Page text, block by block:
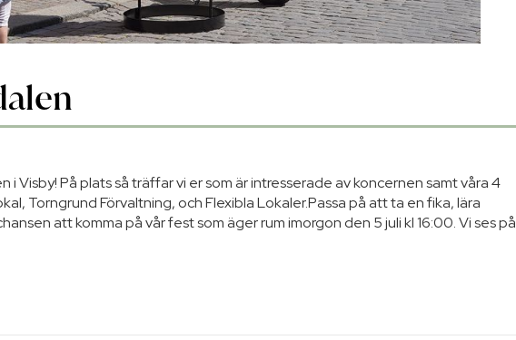
Visby! På plats så träffar vi er som är intresserade av koncernen samt våra 4
Torngrund Förvaltning, och Flexibla Lokaler.Passa på att ta en fika, lära
att komma på vår fest som äger rum imorgon den 5 juli kl 16:00. Vi ses på